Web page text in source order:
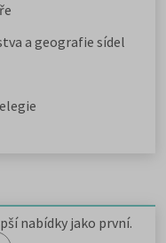
a geografie sídel
nabídky jako první.